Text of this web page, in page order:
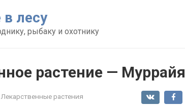
лесу
рыбаку и охотнику
растение — Муррайя
Лекарственные растения